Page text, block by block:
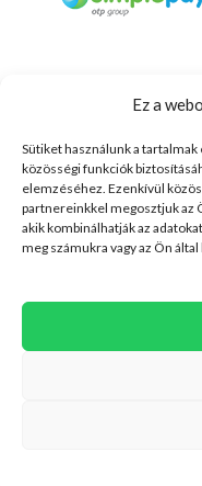
Ez a
Sütiket használunk a
közösségi funkciók
elemzéséhez. Ezenkívül
partnereinkkel megosztjuk az
akik kombinálhatják az
meg számukra vagy az Ön
Kérjük,
és őket kiszolgálni
legalább 18 évesnek
Az életkorod